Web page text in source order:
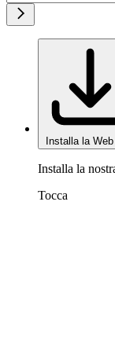
Installa la
Installa la
Tocca